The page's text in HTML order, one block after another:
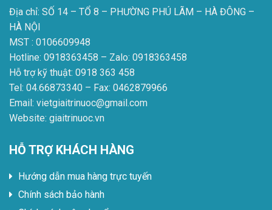
Địa chỉ: SỐ 14 – TỔ 8 – PHƯỜNG PHÚ LÃM – HÀ ĐÔNG –
HÀ NỘI
MST : 0106609948
Hotline: 0918363458 – Zalo: 0918363458
Hỗ trợ kỹ thuật: 0918 363 458
Tel: 04.66873340 – Fax: 0462879966
Email: vietgiaitrinuoc@gmail.com
Website: giaitrinuoc.vn
HỖ TRỢ KHÁCH HÀNG
Hướng dẫn mua hàng trực tuyến
Chính sách bảo hành